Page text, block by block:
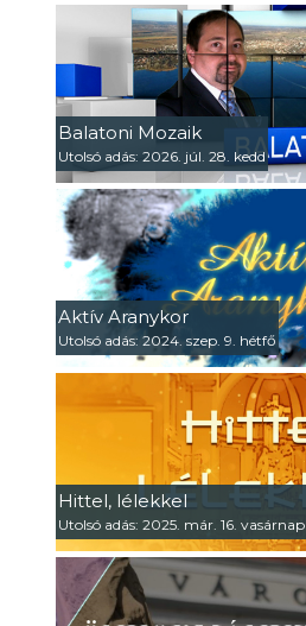
Balatoni Mozaik
Utolsó adás: 2026. júl. 28. kedd
Aktív Aranykor
Utolsó adás: 2024. szep. 9. hétfő
Hittel, lélekkel
Utolsó adás: 2025. már. 16. vasárnap